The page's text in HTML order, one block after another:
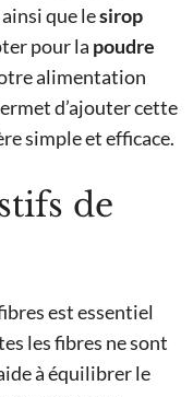
ainsi que lesirop
pour la poudre
alimentation
d’ajouter cette
simple et efficace.
de
est essentiel
les fibres ne sont
à équilibrer le